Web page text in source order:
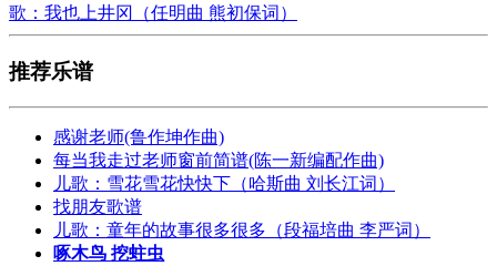
歌：我也上井冈（任明曲 熊初保词）
推荐乐谱
感谢老师(鲁作坤作曲)
每当我走过老师窗前简谱(陈一新编配作曲)
儿歌：雪花雪花快快下（哈斯曲 刘长江词）
找朋友歌谱
儿歌：童年的故事很多很多（段福培曲 李严词）
啄木鸟 挖蛀虫